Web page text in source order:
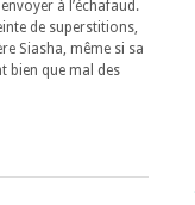
à l’échafaud.
de superstitions,
Siasha, même si sa
bien que mal des